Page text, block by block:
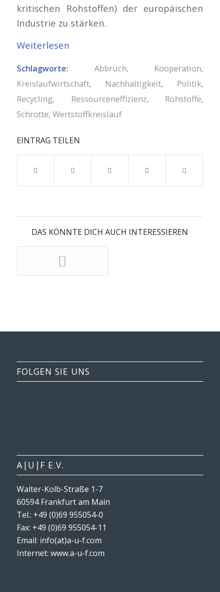
kritischen Rohstoffen) der europäischen
Industrie zu stärken.
Weiterlesen
Schlagworte: Abbruch, Kooperation,
Kreislaufwirtschaft, Nachhaltigkeit, Politik,
Recycling, Ressourceneffizienz, Rohstoffe,
Schrotte, Wertstoffkreislauf
EINTRAG TEILEN
DAS KÖNNTE DICH AUCH INTERESSIEREN
FOLGEN SIE UNS
A|U|F E.V.
Walter-Kolb-Straße 1-7
60594 Frankfurt am Main
Tel.: +49 (0)69 955054-0
Fax: +49 (0)69 955054-11
Email: info(at)a-u-f.com
Internet: www.a-u-f.com